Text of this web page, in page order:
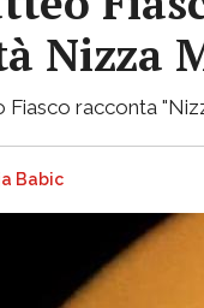
Nizza
Fiasco racconta
Babic